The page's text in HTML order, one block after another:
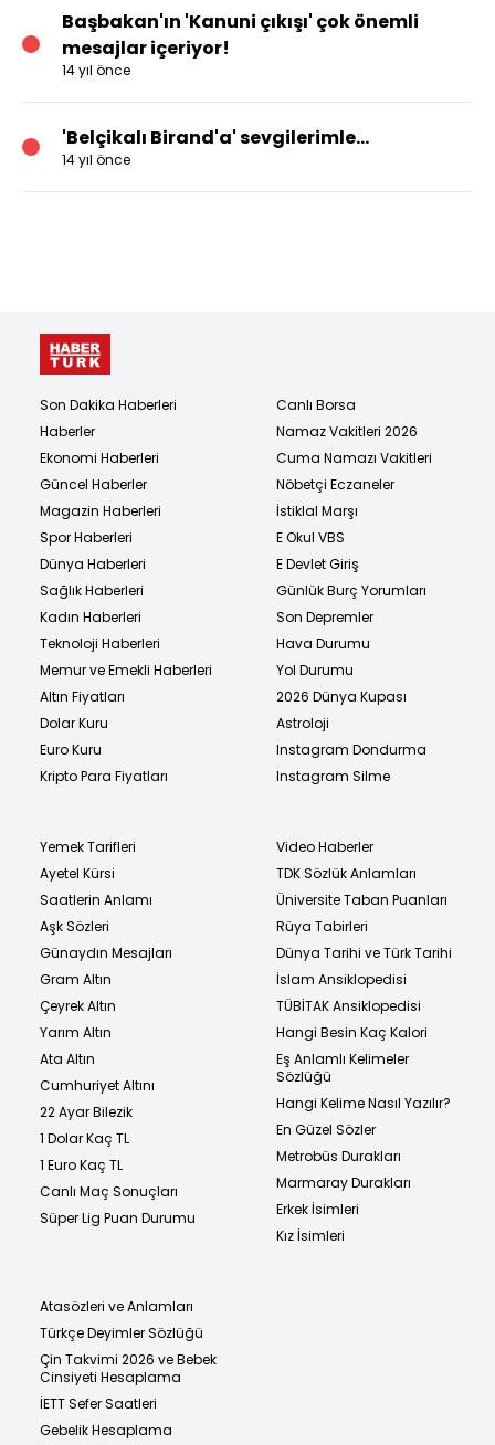
Başbakan'ın 'Kanuni çıkışı' çok önemli
mesajlar içeriyor!
14 yıl önce
'Belçikalı Birand'a' sevgilerimle...
14 yıl önce
Son Dakika Haberleri
Haberler
Ekonomi Haberleri
Güncel Haberler
Magazin Haberleri
Spor Haberleri
Dünya Haberleri
Sağlık Haberleri
Kadın Haberleri
Teknoloji Haberleri
Memur ve Emekli Haberleri
Altın Fiyatları
Dolar Kuru
Euro Kuru
Kripto Para Fiyatları
Canlı Borsa
Namaz Vakitleri 2026
Cuma Namazı Vakitleri
Nöbetçi Eczaneler
İstiklal Marşı
E Okul VBS
E Devlet Giriş
Günlük Burç Yorumları
Son Depremler
Hava Durumu
Yol Durumu
2026 Dünya Kupası
Astroloji
Instagram Dondurma
Instagram Silme
Yemek Tarifleri
Ayetel Kürsi
Saatlerin Anlamı
Aşk Sözleri
Günaydın Mesajları
Gram Altın
Çeyrek Altın
Yarım Altın
Ata Altın
Cumhuriyet Altını
22 Ayar Bilezik
1 Dolar Kaç TL
1 Euro Kaç TL
Canlı Maç Sonuçları
Süper Lig Puan Durumu
Video Haberler
TDK Sözlük Anlamları
Üniversite Taban Puanları
Rüya Tabirleri
Dünya Tarihi ve Türk Tarihi
İslam Ansiklopedisi
TÜBİTAK Ansiklopedisi
Hangi Besin Kaç Kalori
Eş Anlamlı Kelimeler
Sözlüğü
Hangi Kelime Nasıl Yazılır?
En Güzel Sözler
Metrobüs Durakları
Marmaray Durakları
Erkek İsimleri
Kız İsimleri
Atasözleri ve Anlamları
Türkçe Deyimler Sözlüğü
Çin Takvimi 2026 ve Bebek
Cinsiyeti Hesaplama
İETT Sefer Saatleri
Gebelik Hesaplama